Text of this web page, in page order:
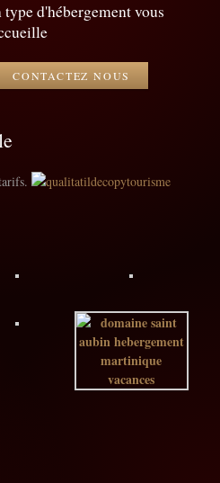
d'hébergement vous
CONTACTEZ NOUS